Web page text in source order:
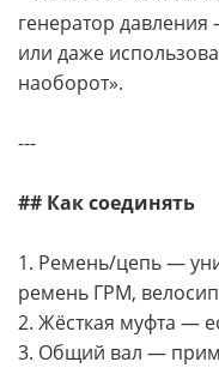
генератор
или даже
наоборот».
---
## Как соединять
1. Ремень/цепь —
ремень ГРМ,
2. Жёсткая муфта —
3. Общий вал —